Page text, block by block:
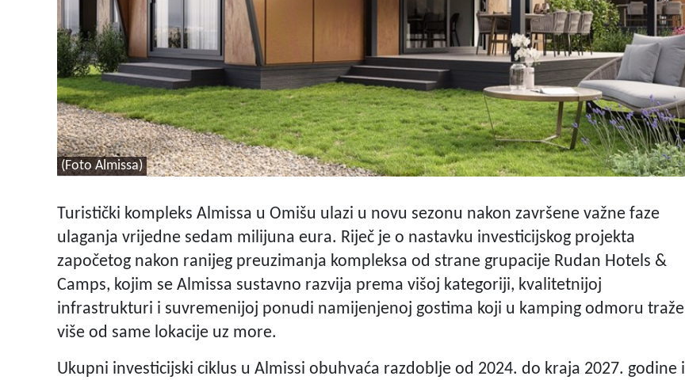
(Foto Almissa)
Turistički kompleks Almissa u Omišu ulazi u novu sezonu nakon završene važne faze
ulaganja vrijedne sedam milijuna eura. Riječ je o nastavku investicijskog projekta
započetog nakon ranijeg preuzimanja kompleksa od strane grupacije Rudan Hotels &
Camps, kojim se Almissa sustavno razvija prema višoj kategoriji, kvalitetnijoj
infrastrukturi i suvremenijoj ponudi namijenjenoj gostima koji u kamping odmoru traže
više od same lokacije uz more.
Ukupni investicijski ciklus u Almissi obuhvaća razdoblje od 2024. do kraja 2027. godine i